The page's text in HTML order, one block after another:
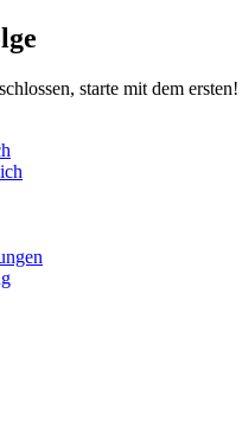
starte mit dem ersten!